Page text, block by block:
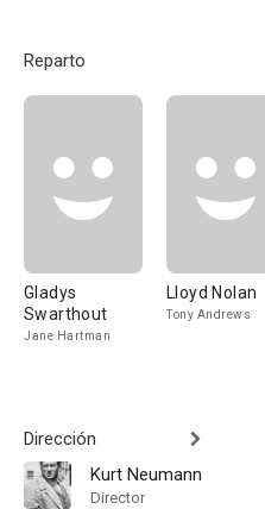
Reparto
Gladys
Swarthout
Jane Hartman
Lloyd Nolan
Tony Andrews
Dirección
Kurt Neumann
Director